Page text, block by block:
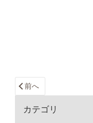
前へ
カテゴリ